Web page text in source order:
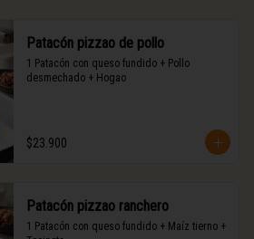
Patacón pizzao de pollo
1 Patacón con queso fundido + Pollo
desmechado + Hogao
$23.900
Patacón pizzao ranchero
1 Patacón con queso fundido + Maíz tierno +